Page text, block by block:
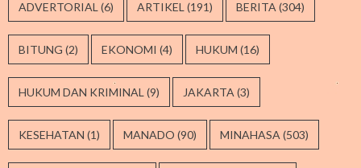
ADVERTORIAL (6) ARTIKEL (191) BERITA (304)
BITUNG (2) EKONOMI (4) HUKUM (16)
HUKUM DAN KRIMINAL (9) JAKARTA (3)
KESEHATAN (1) MANADO (90) MINAHASA (503)